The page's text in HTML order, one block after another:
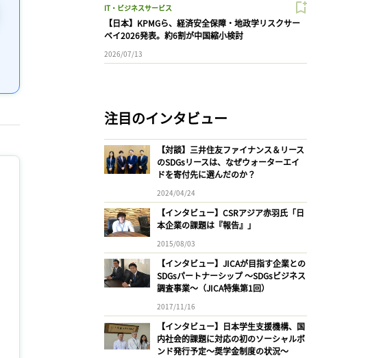
IT・ビジネスサービス
【日本】KPMGら、経済安全保障・地政学リスクサー
ベイ2026発表。約6割が中国縮小検討
2026/07/13
注目のインタビュー
【対談】三井住友ファイナンス＆リース
のSDGsリースは、なぜウォーターエイ
ドを寄付先に選んだのか？
2024/04/24
【インタビュー】CSRアジア赤羽氏「日
本企業の課題は『報告』」
2015/08/03
【インタビュー】JICAが目指す企業との
SDGsパートナーシップ 〜SDGsビジネス
調査事業〜（JICA特集第1回）
2017/11/16
【インタビュー】日本学生支援機構、国
内社会的課題に対応の初のソーシャルボ
ンド発行予定〜奨学金制度の状況〜